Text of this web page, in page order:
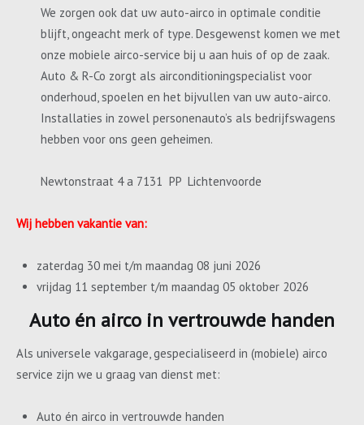
We zorgen ook dat uw auto-airco in optimale conditie
blijft, ongeacht merk of type. Desgewenst komen we met
onze mobiele airco-service bij u aan huis of op de zaak.
Auto & R-Co zorgt als airconditioningspecialist voor
onderhoud, spoelen en het bijvullen van uw auto-airco.
Installaties in zowel personenauto’s als bedrijfswagens
hebben voor ons geen geheimen.
Newtonstraat 4 a 7131 PP Lichtenvoorde
Wij hebben vakantie van:
zaterdag 30 mei t/m maandag 08 juni 2026
vrijdag 11 september t/m maandag 05 oktober 2026
Auto én airco in vertrouwde handen
Als universele vakgarage, gespecialiseerd in (mobiele) airco
service zijn we u graag van dienst met:
Auto én airco in vertrouwde handen